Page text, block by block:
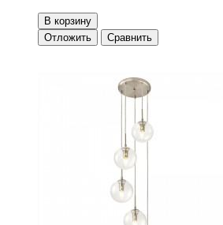
В корзину
Отложить
Сравнить